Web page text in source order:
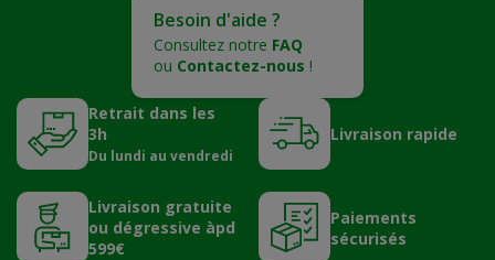
Besoin d'aide ?
Consultez notre FAQ
ou Contactez-nous !
Retrait dans les
3h
Du lundi au vendredi
Livraison rapide
Livraison gratuite
ou dégressive àpd
599€
Paiements
sécurisés